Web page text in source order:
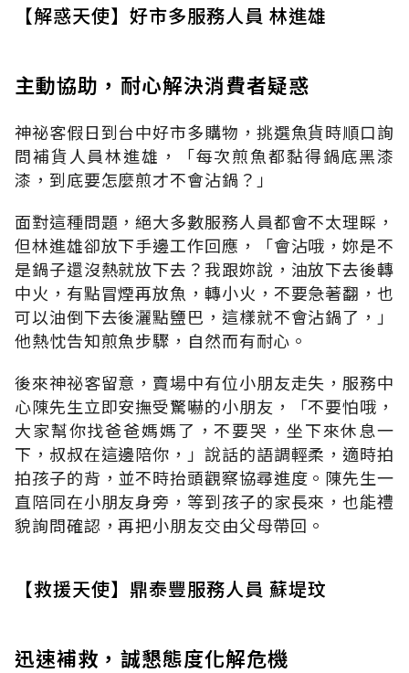
【解惑天使】好市多服務人員 林進雄
主動協助，耐心解決消費者疑惑
神祕客假日到台中好市多購物，挑選魚貨時順口詢
問補貨人員林進雄，「每次煎魚都黏得鍋底黑漆
漆，到底要怎麼煎才不會沾鍋？」
面對這種問題，絕大多數服務人員都會不太理睬，
但林進雄卻放下手邊工作回應，「會沾哦，妳是不
是鍋子還沒熱就放下去？我跟妳說，油放下去後轉
中火，有點冒煙再放魚，轉小火，不要急著翻，也
可以油倒下去後灑點鹽巴，這樣就不會沾鍋了，」
他熱忱告知煎魚步驟，自然而有耐心。
後來神祕客留意，賣場中有位小朋友走失，服務中
心陳先生立即安撫受驚嚇的小朋友，「不要怕哦，
大家幫你找爸爸媽媽了，不要哭，坐下來休息一
下，叔叔在這邊陪你，」說話的語調輕柔，適時拍
拍孩子的背，並不時抬頭觀察協尋進度。陳先生一
直陪同在小朋友身旁，等到孩子的家長來，也能禮
貌詢問確認，再把小朋友交由父母帶回。
【救援天使】鼎泰豐服務人員 蘇堤玟
迅速補救，誠懇態度化解危機